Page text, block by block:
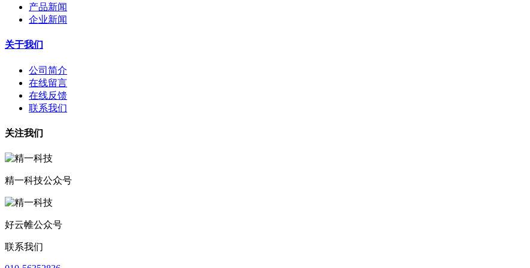
产品新闻
企业新闻
关于我们
公司简介
在线留言
在线反馈
联系我们
关注我们
精一科技公众号
好云帷公众号
联系我们